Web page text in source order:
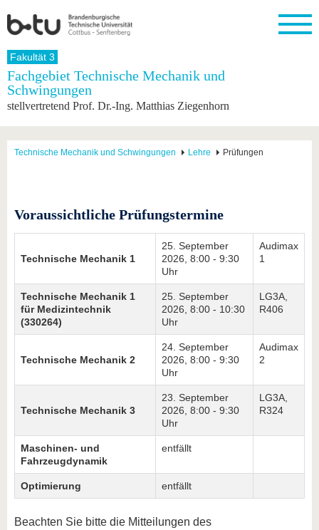
Startseite
Universität
Karriere
Strukturwandel
Forschung
Forschung
Forschungsprofil
Studium
dem
Studium
Profil
Aus dem
Mit der
BTU ins
internationale
Studierende
Kontakt
Weiterbildung
Fachkräfte
Wirtschafts-
Innovative
Transferprojekte
Sie uns
kennen
Werte
BTU &
Region
Fakultät 3
Fachgebiet Technische Mechanik und
Schwingungen
stellvertretend Prof. Dr.-Ing. Matthias Ziegenhorn
Technische Mechanik und Schwingungen Lehre Prüfungen
Voraussichtliche Prüfungstermine
Technische Mechanik 1
25. September
2026, 8:00 - 9:30
Uhr
Audimax
1
Technische Mechanik 1
für Medizintechnik
(330264)
25. September
2026, 8:00 - 10:30
Uhr
LG3A,
R406
Technische Mechanik 2
24. September
2026, 8:00 - 9:30
Uhr
Audimax
2
Technische Mechanik 3
23. September
2026, 8:00 - 9:30
Uhr
LG3A,
R324
Maschinen- und
Fahrzeugdynamik
entfällt
Optimierung entfällt
Beachten Sie bitte die Mitteilungen des